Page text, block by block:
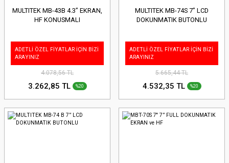
MULTITEK MB-43B 4.3” EKRAN,
HF KONUSMALI
ADETLİ ÖZEL FİYATLAR İÇİN BİZİ
ARAYINIZ
4.078,56 TL
3.262,85 TL %20
MULTITEK MB-74S 7” LCD
DOKUNMATIK BUTONLU
ADETLİ ÖZEL FİYATLAR İÇİN BİZİ
ARAYINIZ
5.665,44 TL
4.532,35 TL %20